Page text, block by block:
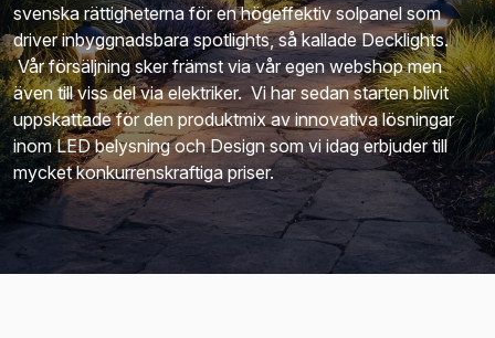
svenska rättigheterna för en högeffektiv solpanel som
driver inbyggnadsbara spotlights, så kallade Decklights.
Vår försäljning sker främst via vår egen webshop men
även till viss del via elektriker. Vi har sedan starten blivit
uppskattade för den produktmix av innovativa lösningar
inom LED belysning och Design som vi idag erbjuder till
mycket konkurrenskraftiga priser.